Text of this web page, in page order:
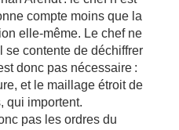
compte moins que la
elle-même. Le chef ne
se contente de déchiffrer
donc pas nécessaire :
et le maillage étroit de
qui importent.
pas les ordres du